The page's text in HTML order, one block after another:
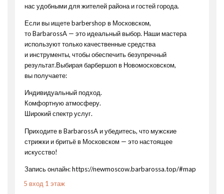
нас удобными для жителей района и гостей города.
Если вы ищете barbershop в Московском,
то BarbarossA — это идеальный выбор. Наши мастера
используют только качественные средства
и инструменты, чтобы обеспечить безупречный
результат.Выбирая барбершоп в Новомосковском,
вы получаете:
Индивидуальный подход.
Комфортную атмосферу.
Широкий спектр услуг.
Приходите в BarbarossA и убедитесь, что мужские
стрижки и бритьё в Московском — это настоящее
искусство!
Запись онлайн:https://newmoscow.barbarossa.top/#map
5 вход 1 этаж